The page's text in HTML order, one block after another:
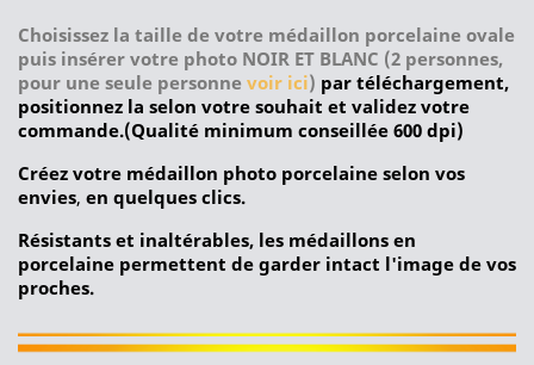
Choisissez la taille de votre médaillon porcelaine ovale
puis insérer votre photo NOIR ET BLANC (2 personnes,
pour une seule personne voir ici) par téléchargement,
positionnez la selon votre souhait et validez votre
commande.(Qualité minimum conseillée 600 dpi)
Créez votre médaillon photo porcelaine selon vos
envies, en quelques clics.
Résistants et inaltérables, les médaillons en
porcelaine permettent de garder intact l'image de vos
proches.